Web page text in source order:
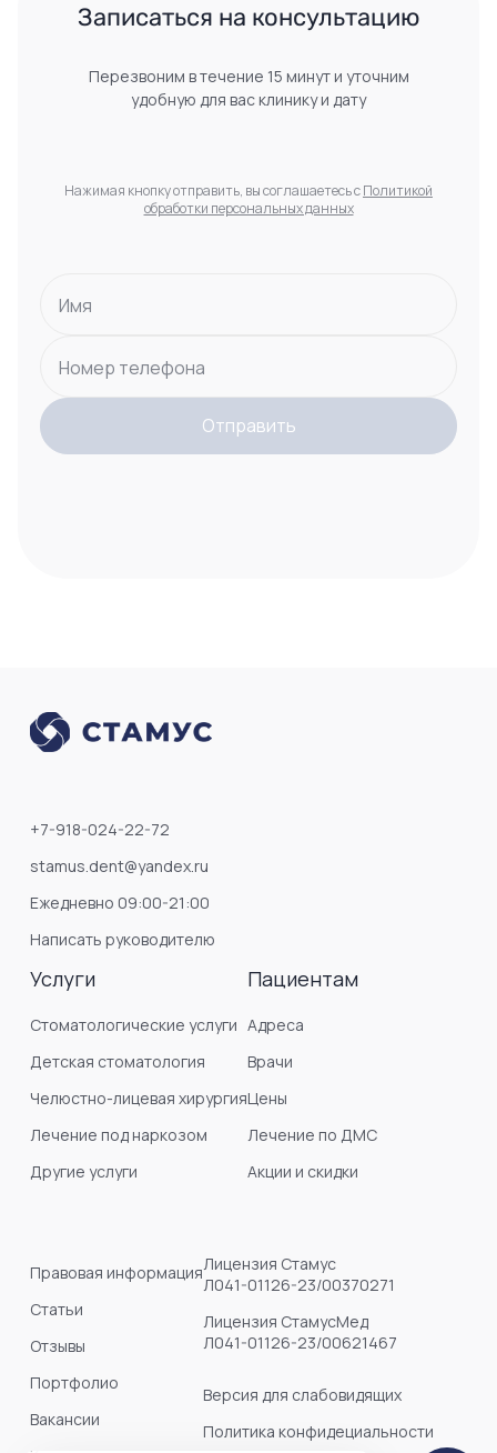
Записаться на консультацию
Перезвоним в течение 15 минут и уточним
удобную для вас клинику и дату
Нажимая кнопку отправить, вы соглашаетесь сПолитикой
обработки персональных данных
Имя
Номер телефона
Отправить
+7-918-024-22-72
stamus.dent@yandex.ru
Ежедневно 09:00-21:00
Написать руководителю
Услуги
Стоматологические услуги
Детская стоматология
Челюстно-лицевая хирургия
Лечение под наркозом
Другие услуги
Пациентам
Адреса
Врачи
Цены
Лечение по ДМС
Акции и скидки
Правовая информация
Статьи
Отзывы
Портфолио
Вакансии
Лицензия Стамус
Л041-01126-23/00370271
Лицензия СтамусМед
Л041-01126-23/00621467
Версия для слабовидящих
Политика конфидециальности